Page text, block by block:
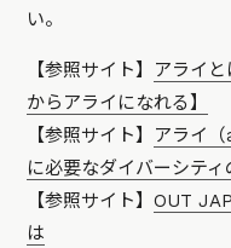
い。
【参照サイト】 アライ
からアライになれる】
【参照サイト】 アライ
に必要なダイバーシティ
【参照サイト】OUT
は